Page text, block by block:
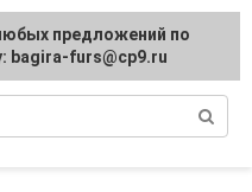
уход
предложений по
bagira-furs@cp9.ru